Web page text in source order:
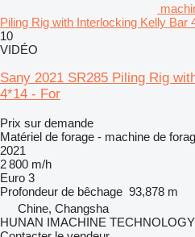
Piling Rig with Interlocking Kelly Bar
10
VIDÉO
Sany 2021 SR285 Piling Rig
4*14 - For
Prix sur demande
Matériel de forage - machine de
2021
2 800 m/h
Euro 3
Profondeur de bêchage 93,878 m
Chine, Changsha
HUNAN IMACHINE